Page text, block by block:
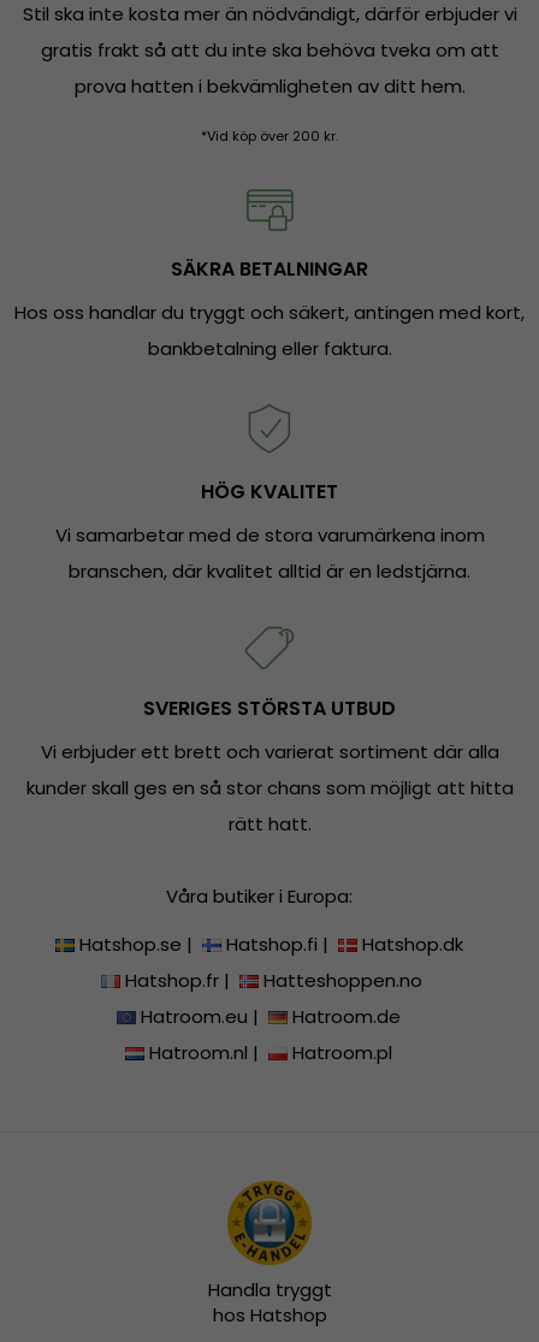
Stil ska inte kosta mer än nödvändigt, därför erbjuder vi
gratis frakt så att du inte ska behöva tveka om att
prova hatten i bekvämligheten av ditt hem.
*Vid köp över 200 kr.
SÄKRA BETALNINGAR
Hos oss handlar du tryggt och säkert, antingen med kort,
bankbetalning eller faktura.
HÖG KVALITET
Vi samarbetar med de stora varumärkena inom
branschen, där kvalitet alltid är en ledstjärna.
SVERIGES STÖRSTA UTBUD
Vi erbjuder ett brett och varierat sortiment där alla
kunder skall ges en så stor chans som möjligt att hitta
rätt hatt.
Våra butiker i Europa:
Hatshop.se | Hatshop.fi |
Hatshop.dk
Hatshop.fr|
Hatteshoppen.no
Hatroom.eu |
Hatroom.de
Hatroom.nl | Hatroom.pl
Handla tryggt
hos Hatshop